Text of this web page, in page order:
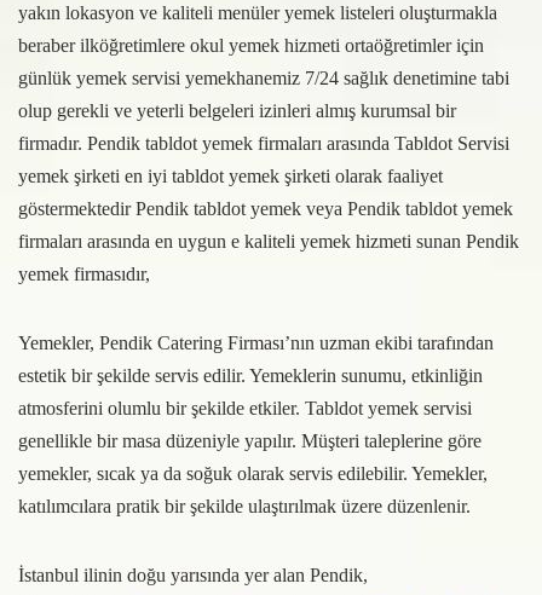
yakın lokasyon ve kaliteli menüler yemek listeleri oluşturmakla
beraber ilköğretimlere okul yemek hizmeti ortaöğretimler için
günlük yemek servisi yemekhanemiz 7/24 sağlık denetimine tabi
olup gerekli ve yeterli belgeleri izinleri almış kurumsal bir
firmadır. Pendik tabldot yemek firmaları arasında Tabldot Servisi
yemek şirketi en iyi tabldot yemek şirketi olarak faaliyet
göstermektedir Pendik tabldot yemek veya Pendik tabldot yemek
firmaları arasında en uygun e kaliteli yemek hizmeti sunan Pendik
yemek firmasıdır,
Yemekler, Pendik Catering Firması’nın uzman ekibi tarafından
estetik bir şekilde servis edilir. Yemeklerin sunumu, etkinliğin
atmosferini olumlu bir şekilde etkiler. Tabldot yemek servisi
genellikle bir masa düzeniyle yapılır. Müşteri taleplerine göre
yemekler, sıcak ya da soğuk olarak servis edilebilir. Yemekler,
katılımcılara pratik bir şekilde ulaştırılmak üzere düzenlenir.
İstanbul ilinin doğu yarısında yer alan Pendik,